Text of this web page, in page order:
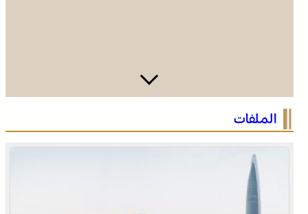
عروة وثقى لا تنفصم .. التلاحم التاريخي بين العرش والشعب
ضامن السيادة ومجهض الفتن
الملفات